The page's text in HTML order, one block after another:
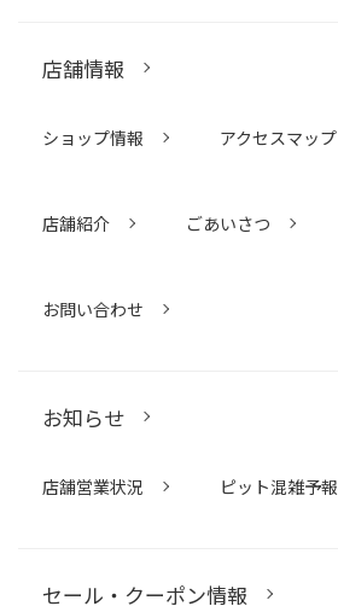
店舗情報
ショップ情報 アクセスマップ
店舗紹介 ごあいさつ
お問い合わせ
お知らせ
店舗営業状況 ピット混雑予報
セール・クーポン情報